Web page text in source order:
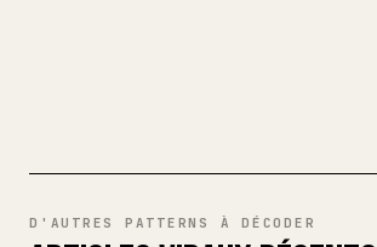
D'AUTRES PATTERNS À DÉCODER